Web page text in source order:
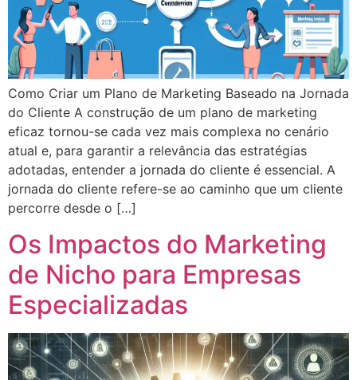
Como Criar um Plano de Marketing Baseado na Jornada
do Cliente A construção de um plano de marketing
eficaz tornou-se cada vez mais complexa no cenário
atual e, para garantir a relevância das estratégias
adotadas, entender a jornada do cliente é essencial. A
jornada do cliente refere-se ao caminho que um cliente
percorre desde o […]
Os Impactos do Marketing
de Nicho para Empresas
Especializadas